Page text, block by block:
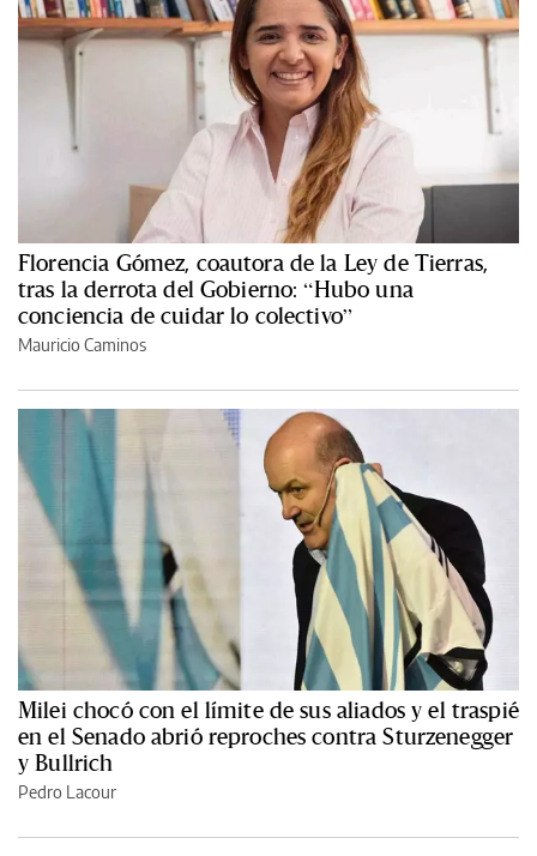
Florencia Gómez, coautora de la Ley de Tierras,
tras la derrota del Gobierno: “Hubo una
conciencia de cuidar lo colectivo”
Mauricio Caminos
Milei chocó con el límite de sus aliados y el traspié
en el Senado abrió reproches contra Sturzenegger
y Bullrich
Pedro Lacour